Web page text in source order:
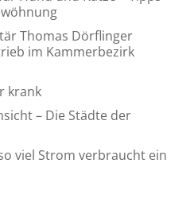
Thomas Dörflinger
im Kammerbezirk
krank
– Die Städte der
viel Strom verbraucht ein